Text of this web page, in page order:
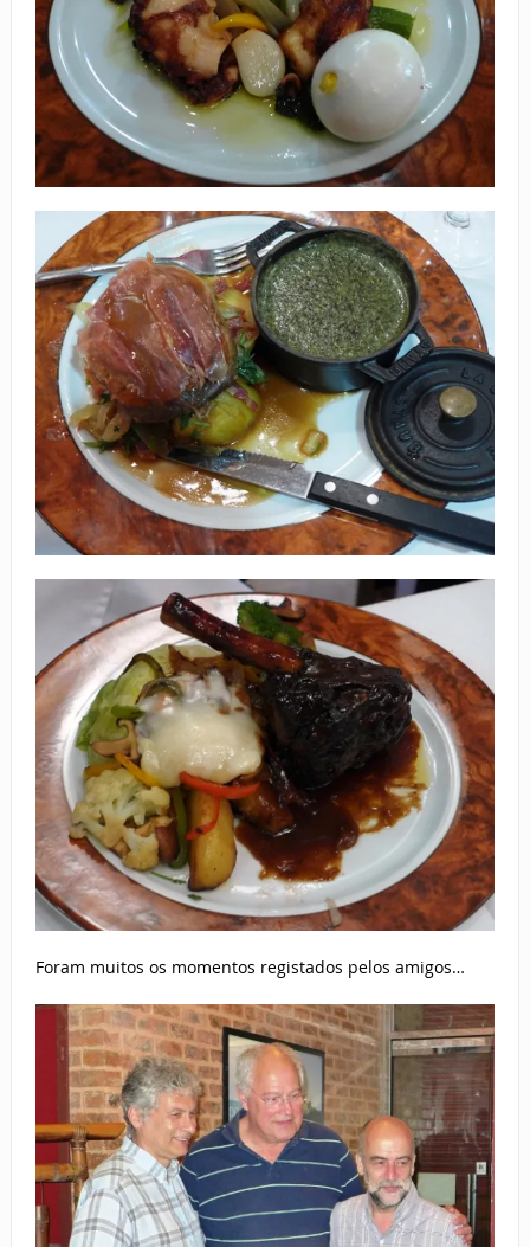
Foram muitos os momentos registados pelos amigos…